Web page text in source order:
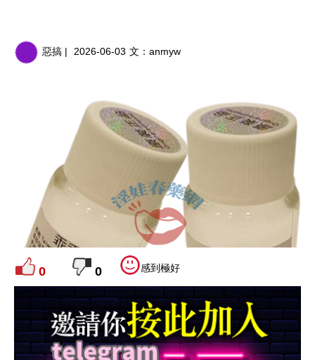
惡搞 | 2026-06-03 文： anmyw
0 0 感到極好